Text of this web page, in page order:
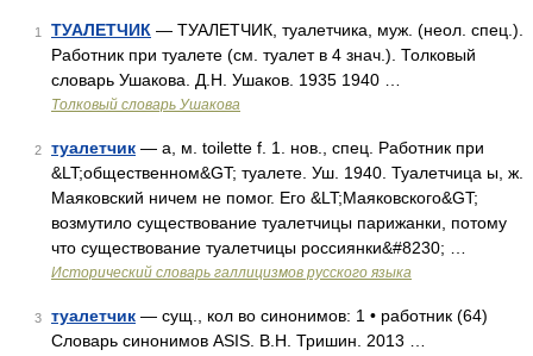
1 ТУАЛЕТЧИК — ТУАЛЕТЧИК, туалетчика, муж. (неол. спец.).
Работник при туалете (см. туалет в 4 знач.). Толковый
словарь Ушакова. Д.Н. Ушаков. 1935 1940 …
Толковый словарь Ушакова
2 туалетчик — а, м. toilette f. 1. нов., спец. Работник при
&LT;общественном&GT; туалете. Уш. 1940. Туалетчица ы, ж.
Маяковский ничем не помог. Его &LT;Маяковского&GT;
возмутило существование туалетчицы парижанки, потому
что существование туалетчицы россиянки&#8230; …
Исторический словарь галлицизмов русского языка
3 туалетчик — сущ., кол во синонимов: 1 • работник (64)
Словарь синонимов ASIS. В.Н. Тришин. 2013 …